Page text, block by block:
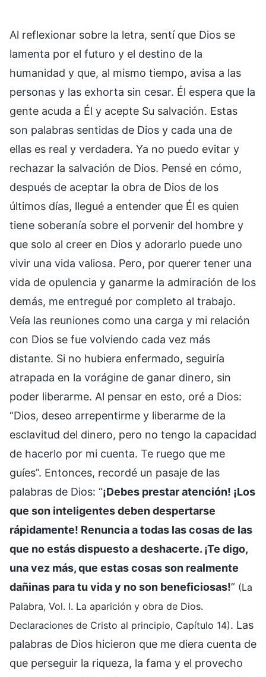
Al reflexionar sobre la letra, sentí que Dios se
lamenta por el futuro y el destino de la
humanidad y que, al mismo tiempo, avisa a las
personas y las exhorta sin cesar. Él espera que la
gente acuda a Él y acepte Su salvación. Estas
son palabras sentidas de Dios y cada una de
ellas es real y verdadera. Ya no puedo evitar y
rechazar la salvación de Dios. Pensé en cómo,
después de aceptar la obra de Dios de los
últimos días, llegué a entender que Él es quien
tiene soberanía sobre el porvenir del hombre y
que solo al creer en Dios y adorarlo puede uno
vivir una vida valiosa. Pero, por querer tener una
vida de opulencia y ganarme la admiración de los
demás, me entregué por completo al trabajo.
Veía las reuniones como una carga y mi relación
con Dios se fue volviendo cada vez más
distante. Si no hubiera enfermado, seguiría
atrapada en la vorágine de ganar dinero, sin
poder liberarme. Al pensar en esto, oré a Dios:
“Dios, deseo arrepentirme y liberarme de la
esclavitud del dinero, pero no tengo la capacidad
de hacerlo por mi cuenta. Te ruego que me
guíes”. Entonces, recordé un pasaje de las
palabras de Dios: “¡Debes prestar atención! ¡Los
que son inteligentes deben despertarse
rápidamente! Renuncia a todas las cosas de las
que no estás dispuesto a deshacerte. ¡Te digo,
una vez más, que estas cosas son realmente
dañinas para tu vida y no son beneficiosas!” (La
Palabra, Vol. I. La aparición y obra de Dios.
Declaraciones de Cristo al principio, Capítulo 14). Las
palabras de Dios hicieron que me diera cuenta de
que perseguir la riqueza, la fama y el provecho